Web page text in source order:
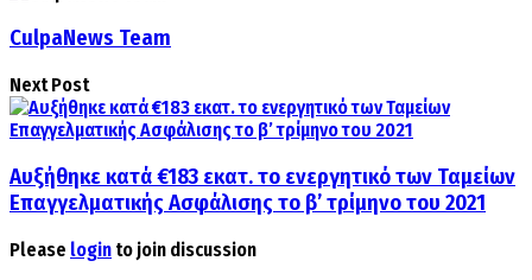
CulpaNews Team
Next Post
Αυξήθηκε κατά €183 εκατ. το ενεργητικό των Ταμείων
Επαγγελματικής Ασφάλισης το β’ τρίμηνο του 2021
Please login to join discussion